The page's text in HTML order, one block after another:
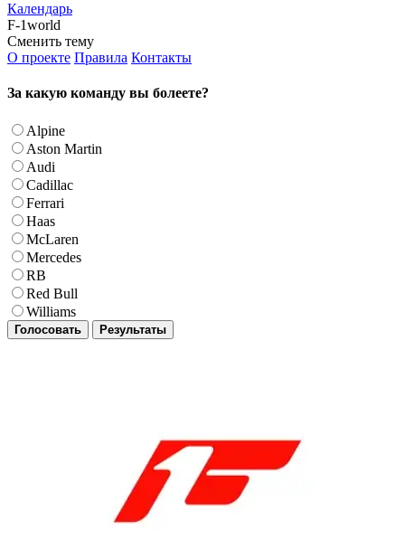
Календарь
F-1world
Сменить тему
О проекте Правила Контакты
За какую команду вы болеете?
Alpine
Aston Martin
Audi
Cadillac
Ferrari
Haas
McLaren
Mercedes
RB
Red Bull
Williams
Голосовать Результаты